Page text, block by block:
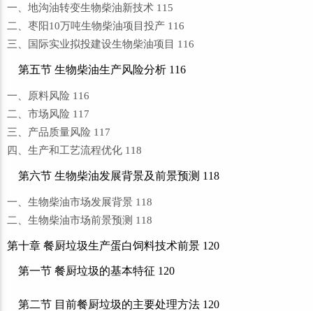
一、地沟油转变生物柴油新技术 115
二、枣阳10万吨生物柴油项目投产 116
三、国际实业拟投建设生物柴油项目 116
第五节 生物柴油生产风险分析 116
一、原料风险 116
二、市场风险 117
三、产品质量风险 117
四、生产和工艺流程优化 118
第六节 生物柴油发展背景及前景预测 118
一、生物柴油市场发展背景 118
二、生物柴油市场前景预测 118
第十章 餐厨垃圾生产蛋白饲料技术前景 120
第一节 餐厨垃圾的基本特征 120
第二节 目前餐厨垃圾的主要处理方法 120